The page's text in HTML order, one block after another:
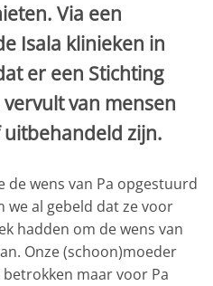
Via een
Isala klinieken in
er een Stichting
van mensen
zijn.
de wens van Pa opgestuurd
we al gebeld dat ze voor
hadden om de wens van
Onze (schoon)moeder
maar voor Pa